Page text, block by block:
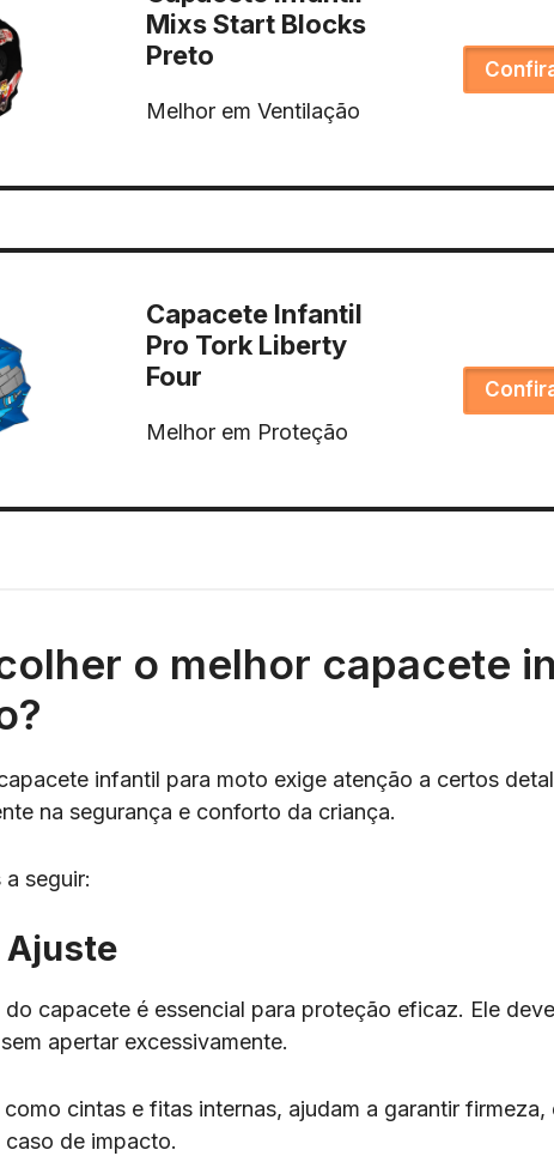
Mixs Start Blocks
Preto
Melhor em Ventilação
Capacete Infantil
Pro Tork Liberty
Four
Melhor em Proteção
o melhor capacete
infantil para moto exige atenção a certos
na segurança e conforto da criança.
a seguir:
Ajuste
capacete é essencial para proteção eficaz. Ele
apertar excessivamente.
cintas e fitas internas, ajudam a garantir firmeza,
de impacto.